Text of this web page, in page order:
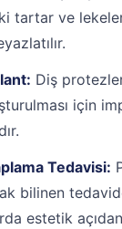
tartar ve
Diş
için
Tedavisi:
bilinen
estetik